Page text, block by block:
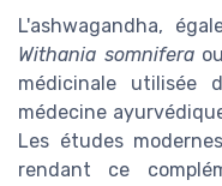
L'ashwagandha,
Withania somnifera
médicinale utilisée
médecine
Les études
rendant ce